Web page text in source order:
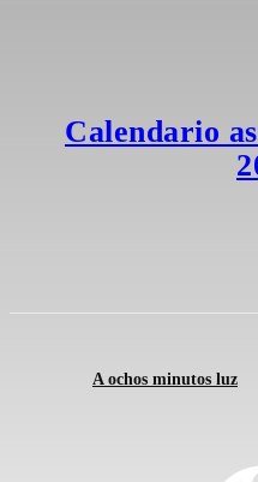
Calendario
A ochos minutos luz